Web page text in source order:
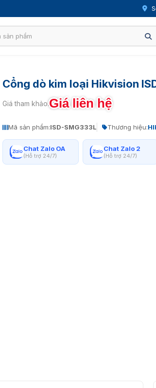
Cổng dò kim loại Hikvision
Giá tham khảo:Giá liên hệ
Mã sản phẩm:ISD-SMG333L Thương hiệu:
Chat Zalo OA
(Hỗ trợ 24/7)
Chat Zalo 2
(Hỗ trợ 24/7)